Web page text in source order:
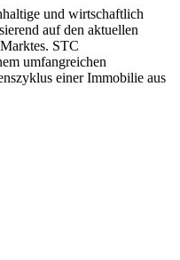
und wirtschaftlich
auf den aktuellen
STC
umfangreichen
einer Immobilie aus